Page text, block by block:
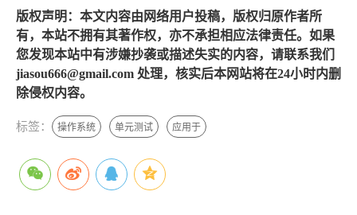
版权声明：本文内容由网络用户投稿，版权归原作者所
有，本站不拥有其著作权，亦不承担相应法律责任。如果
您发现本站中有涉嫌抄袭或描述失实的内容，请联系我们
jiasou666@gmail.com 处理，核实后本网站将在24小时内删
除侵权内容。
标签： 操作系统 单元测试 应用于